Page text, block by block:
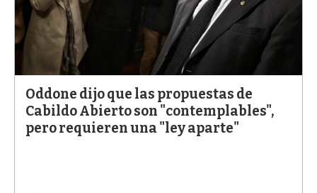
Oddone dijo que las propuestas de
Cabildo Abierto son "contemplables",
pero requieren una "ley aparte"